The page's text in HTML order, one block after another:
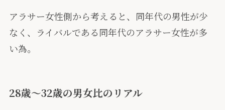
アラサー女性側から考えると、同年代の男性が少
なく、ライバルである同年代のアラサー女性が多
い為。
28歳〜32歳の男女比のリアル